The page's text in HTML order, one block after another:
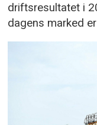
driftsresultatet i
dagens marked